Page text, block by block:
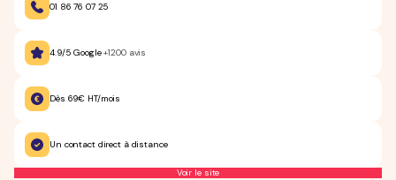
01 86 76 07 25
4.9/5 Google+1200 avis
Dès 69€ HT/mois
Un contact direct à distance
Voir le site